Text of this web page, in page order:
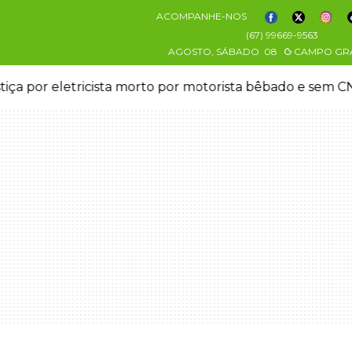
ACOMPANHE-NOS
(67) 99669-9563
AGOSTO, SÁBADO 08 CAMPO
por eletricista morto por motorista bêbado e sem